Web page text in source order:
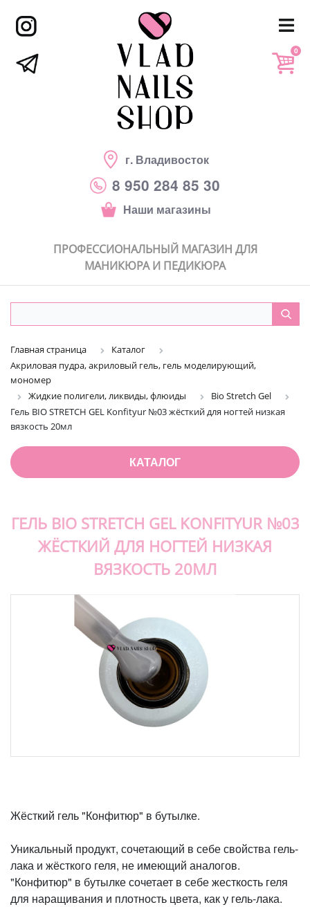
г. Владивосток
8 950 284 85 30
Наши магазины
0
ПРОФЕССИОНАЛЬНЫЙ МАГАЗИН ДЛЯ
МАНИКЮРА И ПЕДИКЮРА
Главная страница
Каталог
Акриловая пудра, акриловый гель, гель моделирующий,
мономер
Жидкие полигели, ликвиды, флюиды
Bio Stretch Gel
Гель BIO STRETCH GEL Konfityur №03 жёсткий для ногтей низкая
вязкость 20мл
КАТАЛОГ
ГЕЛЬ BIO STRETCH GEL KONFITYUR №03
ЖЁСТКИЙ ДЛЯ НОГТЕЙ НИЗКАЯ
ВЯЗКОСТЬ 20МЛ
Жёсткий гель "Конфитюр" в бутылке.
Уникальный продукт, сочетающий в себе свойства гель-
лака и жёсткого геля, не имеющий аналогов.
"Конфитюр" в бутылке сочетает в себе жесткость геля
для наращивания и плотность цвета, как у гель-лака.